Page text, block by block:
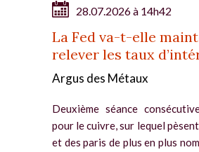
28.07.2026 à 14h42
La Fed va-t-elle
relever les taux
Argus des Métaux
Deuxième séance
pour le cuivre, sur lequel
et des paris de plus en plus